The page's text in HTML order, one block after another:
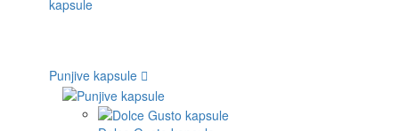
Punjive kapsule